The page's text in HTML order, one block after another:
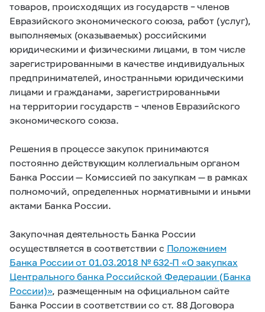
товаров, происходящих из государств – членов
Евразийского экономического союза, работ (услуг),
выполняемых (оказываемых) российскими
юридическими и физическими лицами, в том числе
зарегистрированными в качестве индивидуальных
предпринимателей, иностранными юридическими
лицами и гражданами, зарегистрированными
на территории государств – членов Евразийского
экономического союза.
Решения в процессе закупок принимаются
постоянно действующим коллегиальным органом
Банка России — Комиссией по закупкам — в рамках
полномочий, определенных нормативными и иными
актами Банка России.
Закупочная деятельность Банка России
осуществляется в соответствии с Положением
Банка России от 01.03.2018 №632-П «О закупках
Центрального банка Российской Федерации (Банка
России)», размещенным на официальном сайте
Банка России в соответствии со ст. 88 Договора